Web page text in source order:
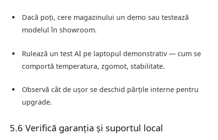
Dacă poți, cere magazinului un demo sau testează
modelul în showroom.
Rulează un test AI pe laptopul demonstrativ — cum se
comportă temperatura, zgomot, stabilitate.
Observă cât de ușor se deschid părțile interne pentru
upgrade.
5.6 Verifică garanția și suportul local